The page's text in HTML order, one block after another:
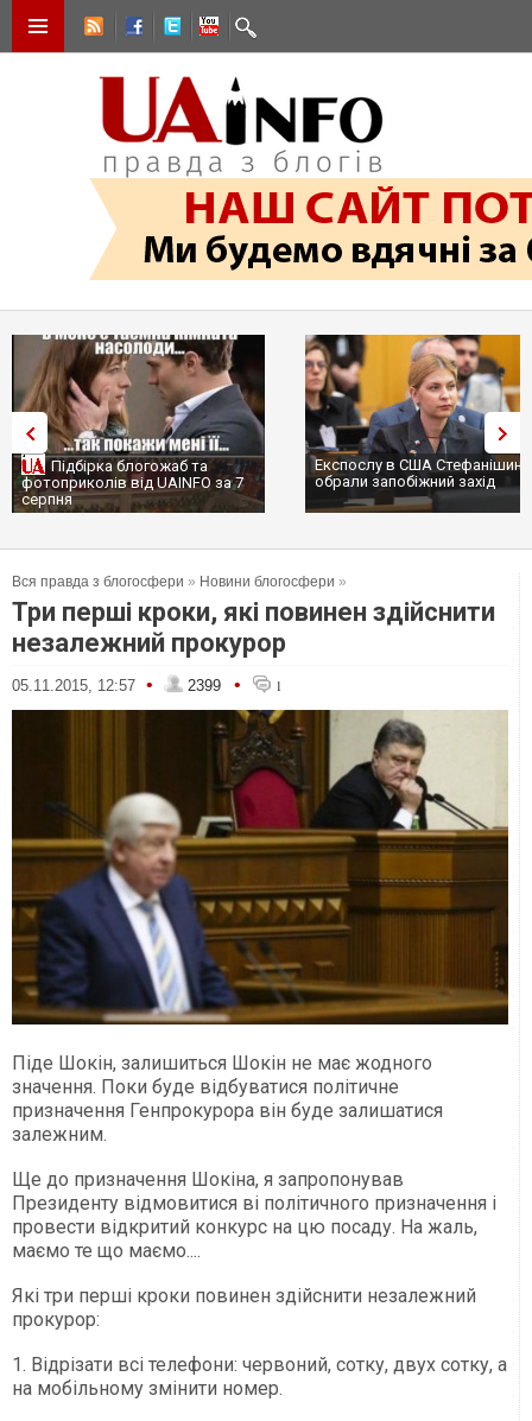
Підбірка блогожаб та
фотоприколів від UAINFO за 7
серпня
Експослу в США
обрали запобіжний захід
Вся правда з блогосфери » Новини блогосфери »
Три перші кроки, які повинен здійснити
незалежний прокурор
05.11.2015, 12:57 • 2399 • 1
Піде Шокін, залишиться Шокін не має жодного
значення. Поки буде відбуватися політичне
призначення Генпрокурора він буде залишатися
залежним.
Ще до призначення Шокіна, я запропонував
Президенту відмовитися ві політичного призначення і
провести відкритий конкурс на цю посаду. На жаль,
маємо те що маємо....
Які три перші кроки повинен здійснити незалежний
прокурор:
1. Відрізати всі телефони: червоний, сотку, двух сотку, а
на мобільному змінити номер.